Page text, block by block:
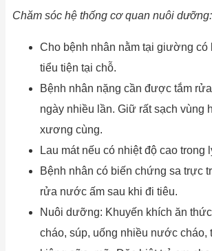
Chăm sóc hệ thống cơ quan nuôi dưỡng:
Cho bệnh nhân nằm tại giường có
tiểu tiện tại chỗ.
Bệnh nhân nặng cần được tắm
ngày nhiều lần. Giữ rất sạch vùng
xương cùng.
Lau mát nếu có nhiệt độ cao trong
Bệnh nhân có biến chứng sa trực
rửa nước ấm sau khi đi tiêu.
Nuôi dưỡng: Khuyến khích ăn
cháo, súp, uống nhiều nước cháo,